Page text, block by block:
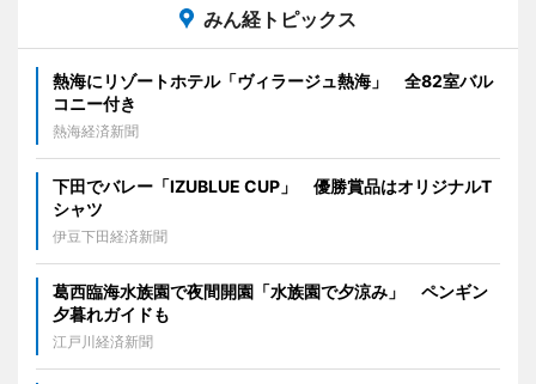
みん経トピックス
熱海にリゾートホテル「ヴィラージュ熱海」 全82室バル
コニー付き
熱海経済新聞
下田でバレー「IZUBLUE CUP」 優勝賞品はオリジナルT
シャツ
伊豆下田経済新聞
葛西臨海水族園で夜間開園「水族園で夕涼み」 ペンギン
夕暮れガイドも
江戸川経済新聞